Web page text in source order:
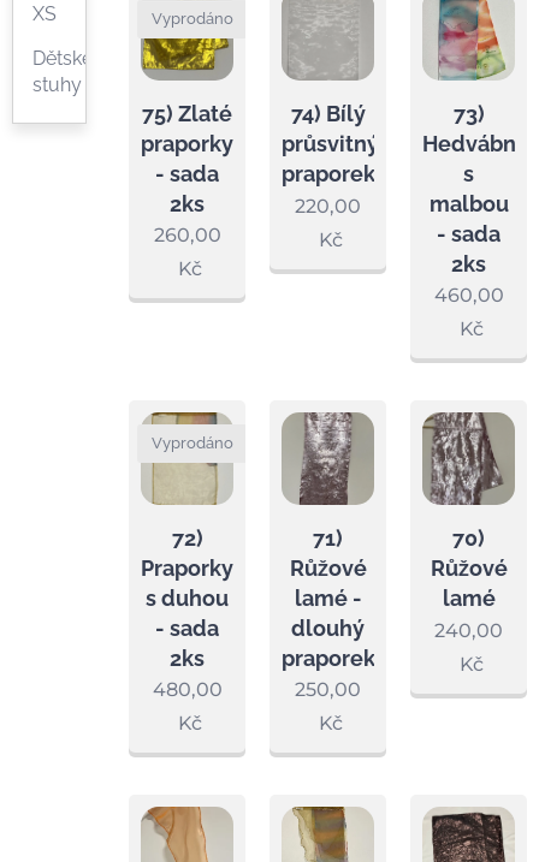
XS
Dětské
stuhy
75) Zlaté
praporky
- sada
2ks
Vyprodáno
260,00
Kč
74) Bílý
průsvitný
praporek
220,00
Kč
73)
Hedvábné
s
malbou
- sada
2ks
460,00
Kč
72)
Praporky
s duhou
- sada
2ks
Vyprodáno
480,00
Kč
71)
Růžové
lamé -
dlouhý
praporek
250,00
Kč
70)
Růžové
lamé
240,00
Kč